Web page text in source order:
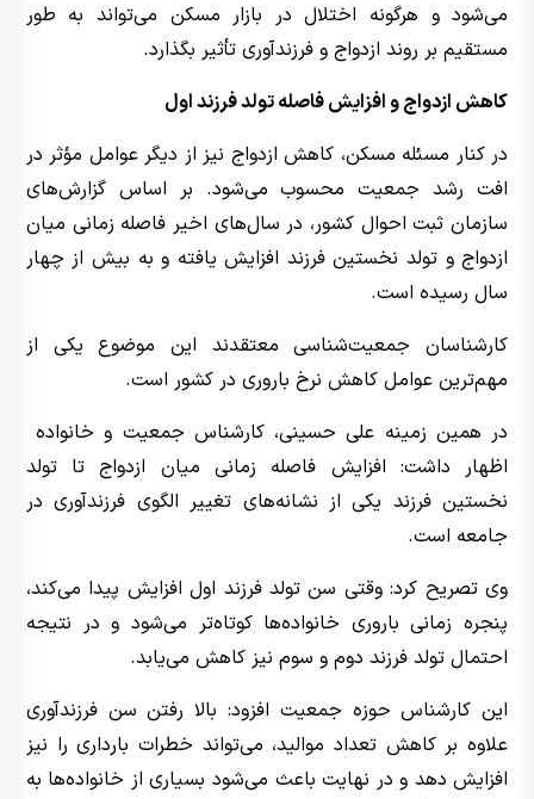
می‌شود و هرگونه اختلال در بازار مسکن می‌تواند به طور
مستقیم بر روند ازدواج و فرزندآوری تأثیر بگذارد.
کاهش ازدواج و افزایش فاصله تولد فرزند اول
در کنار مسئله مسکن، کاهش ازدواج نیز از دیگر عوامل مؤثر در
افت رشد جمعیت محسوب می‌شود. بر اساس گزارش‌های
سازمان ثبت احوال کشور، در سال‌های اخیر فاصله زمانی میان
ازدواج و تولد نخستین فرزند افزایش یافته و به بیش از چهار
سال رسیده است.
کارشناسان جمعیت‌شناسی معتقدند این موضوع یکی از
مهم‌ترین عوامل کاهش نرخ باروری در کشور است.
در همین زمینه علی حسینی، کارشناس جمعیت و خانواده
اظهار داشت: افزایش فاصله زمانی میان ازدواج تا تولد
نخستین فرزند یکی از نشانه‌های تغییر الگوی فرزندآوری در
جامعه است.
وی تصریح کرد: وقتی سن تولد فرزند اول افزایش پیدا می‌کند،
پنجره زمانی باروری خانواده‌ها کوتاه‌تر می‌شود و در نتیجه
احتمال تولد فرزند دوم و سوم نیز کاهش می‌یابد.
این کارشناس حوزه جمعیت افزود: بالا رفتن سن فرزندآوری
علاوه بر کاهش تعداد موالید، می‌تواند خطرات بارداری را نیز
افزایش دهد و در نهایت باعث می‌شود بسیاری از خانواده‌ها به